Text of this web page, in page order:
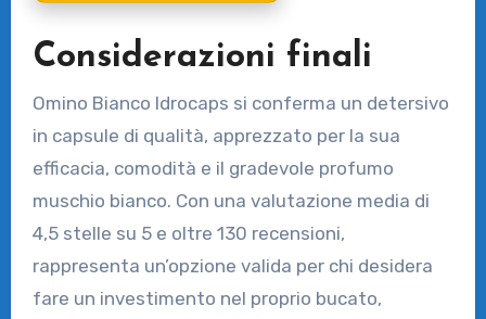
Considerazioni finali
Omino Bianco Idrocaps si conferma un detersivo
in capsule di qualità, apprezzato per la sua
efficacia, comodità e il gradevole profumo
muschio bianco. Con una valutazione media di
4,5 stelle su 5 e oltre 130 recensioni,
rappresenta un’opzione valida per chi desidera
fare un investimento nel proprio bucato,